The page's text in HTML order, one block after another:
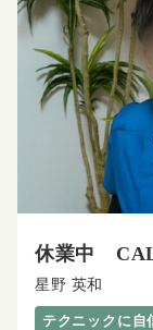
休業中
星野 英和
テクニックに自